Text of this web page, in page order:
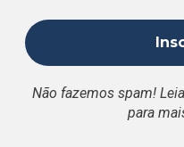
Não fazemos spam!
para